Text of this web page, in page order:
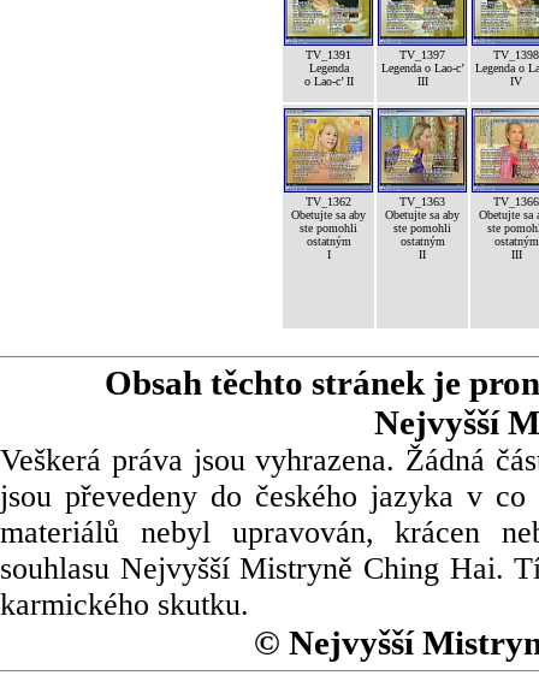
TV_1391
Legenda
o Lao-c’ II
TV_1397
Legenda o Lao-c’
III
TV_1398
Legenda o
IV
TV_1362
Obetujte sa aby
ste pomohli
ostatným
I
TV_1363
Obetujte sa aby
ste pomohli
ostatným
II
TV_1366
Obetujte sa
ste
ostatným
III
Obsah těchto stránek je
Nejvyšší
Veškerá práva jsou vyhrazena. Žádná
jsou převedeny do českého jazyka v
materiálů nebyl upravován, krácen
souhlasu Nejvyšší Mistryně Ching Hai.
karmického skutku.
© Nejvyšší